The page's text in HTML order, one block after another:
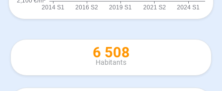
6 508
Habitants